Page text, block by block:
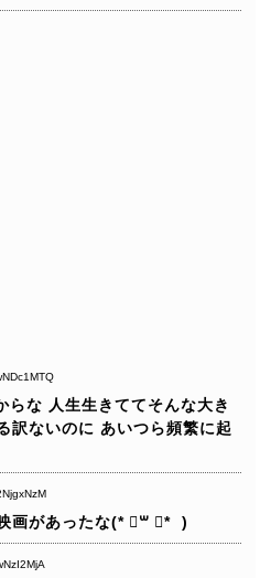
らな 人生生きててそんな大き
訳ないのに あいつら頻繁に起
映画があったな(* ॑꒳ ॑* )